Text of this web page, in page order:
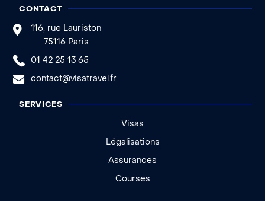
CONTACT
116, rue Lauriston
75116 Paris
01 42 25 13 65
contact@visatravel.fr
SERVICES
Visas
Légalisations
Assurances
Courses